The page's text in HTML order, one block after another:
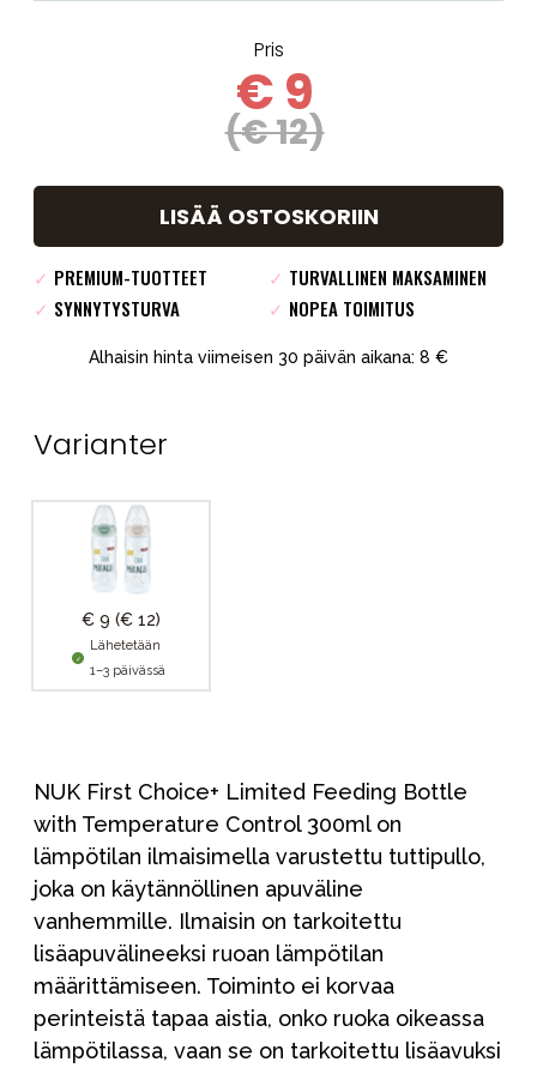
Pris
€ 9
(€ 12)
LISÄÄ OSTOSKORIIN
✓ PREMIUM-TUOTTEET ✓ TURVALLINEN MAKSAMINEN
✓ SYNNYTYSTURVA ✓ NOPEA TOIMITUS
Alhaisin hinta viimeisen 30 päivän aikana: 8 €
Varianter
€ 9 (€ 12)
Lähetetään
1–3 päivässä
NUK First Choice+ Limited Feeding Bottle
with Temperature Control 300ml on
lämpötilan ilmaisimella varustettu tuttipullo,
joka on käytännöllinen apuväline
vanhemmille. Ilmaisin on tarkoitettu
lisäapuvälineeksi ruoan lämpötilan
määrittämiseen. Toiminto ei korvaa
perinteistä tapaa aistia, onko ruoka oikeassa
lämpötilassa, vaan se on tarkoitettu lisäavuksi